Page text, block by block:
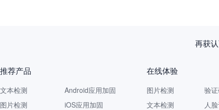
再获
推荐产品
文本检测
图片检测
Android应用加固
iOS应用加固
在线体验
图片检测
文本检测
验
人